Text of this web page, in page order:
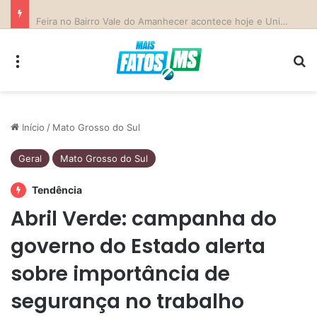
Início / Mato Grosso do Sul
Geral Mato Grosso do Sul
Tendência
Abril Verde: campanha do
governo do Estado alerta
sobre importância de
segurança no trabalho